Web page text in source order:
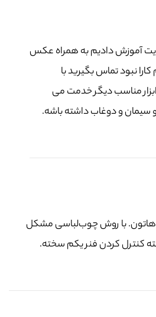
سایت آموزش دادیم به همراه عکس
نبود تماس بگیرید با
مناسب دیگر خدمت می
و دوغاب داشته باشه.
با روش چوب‌لباسی مشکل
کنترل کردن فنر یکم سخته.